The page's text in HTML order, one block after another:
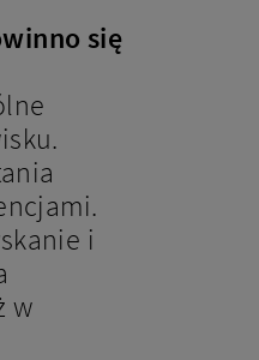
się
i
w